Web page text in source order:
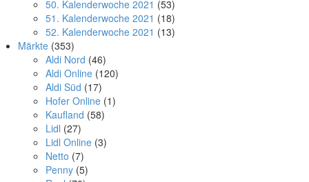
50. Kalenderwoche 2021 (53)
51. Kalenderwoche 2021 (18)
52. Kalenderwoche 2021 (13)
Märkte (353)
Aldi Nord (46)
Aldi Online (120)
Aldi Süd (17)
Hofer Online (1)
Kaufland (58)
Lidl (27)
Lidl Online (3)
Netto (7)
Penny (5)